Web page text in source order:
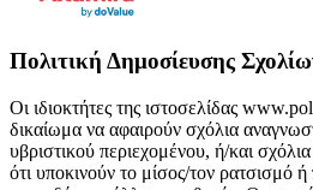
Πολιτική Δημοσίευσης
Οι ιδιοκτήτες της ιστοσελίδας
δικαίωμα να αφαιρούν σχόλια
υβριστικού περιεχομένου, ή/και
ότι υποκινούν το μίσος/τον ρατσισμό